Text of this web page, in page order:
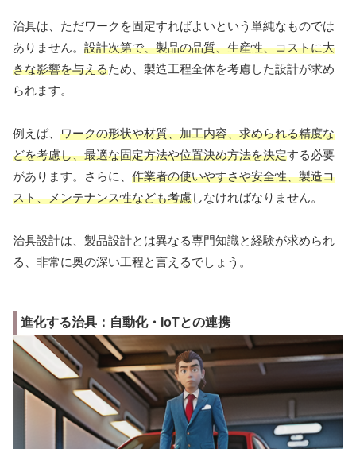
治具は、ただワークを固定すればよいという単純なものでは
ありません。 設計次第で、製品の品質、生産性、コストに大
きな影響を与えるため、製造工程全体を考慮した設計が求め
られます。
例えば、 ワークの形状や材質、加工内容、求められる精度な
どを考慮し、最適な固定方法や位置決め方法を決定する必要
があります。さらに、 作業者の使いやすさや安全性、製造コ
スト、メンテナンス性なども考慮しなければなりません。
治具設計は、製品設計とは異なる専門知識と経験が求められ
る、非常に奥の深い工程と言えるでしょう。
進化する治具：自動化・IoTとの連携